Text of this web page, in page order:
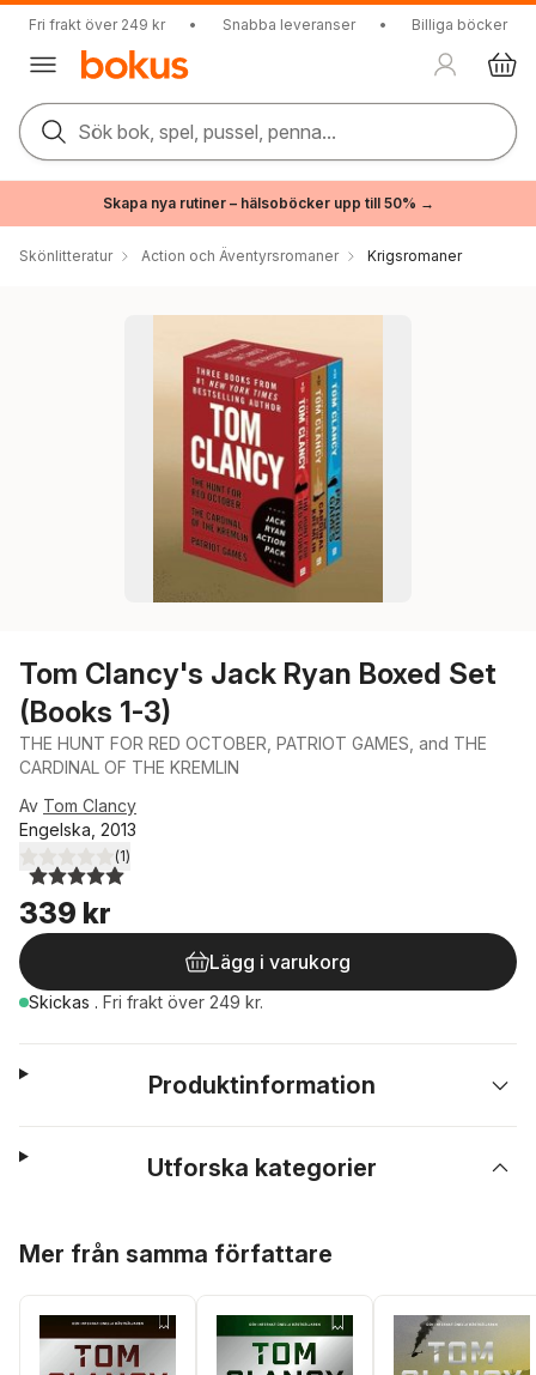
Fri frakt över 249 kr • Snabba leveranser • Billiga böcker
Sök bok, spel, pussel, penna...
Skapa nya rutiner – hälsoböcker upp till 50% →
Skönlitteratur Action och Äventyrsromaner Krigsromaner
Tom Clancy's Jack Ryan Boxed Set
(Books 1-3)
THE HUNT FOR RED OCTOBER, PATRIOT GAMES, and THE
CARDINAL OF THE KREMLIN
Av Tom Clancy
Engelska, 2013
5,0utav 5 stjärnor. Totalt antal röster:
(1)
339 kr
Lägg i varukorg
Skickas . Fri frakt över 249 kr.
Produktinformation
Utforska kategorier
Mer från samma författare